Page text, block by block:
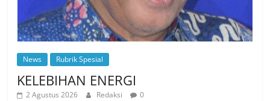
News Rubrik Spesial
KELEBIHAN ENERGI
2 Agustus 2026 Redaksi 0